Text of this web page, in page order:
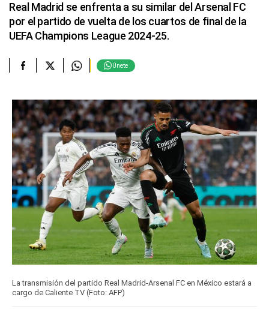
Real Madrid se enfrenta a su similar del Arsenal FC
por el partido de vuelta de los cuartos de final de la
UEFA Champions League 2024-25.
Únete
La transmisión del partido Real Madrid-Arsenal FC en México estará a
cargo de Caliente TV (Foto: AFP)